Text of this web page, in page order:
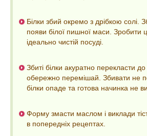
Білки збий окремо з дрібкою солі.
появи білої пишної маси. Зробити
ідеально чистій посуді.
Збиті білки акуратно перекласти до
обережно перемішай. Збивати не
білки опаде та готова начинка не
Форму змасти маслом і виклади
в попередніх рецептах.